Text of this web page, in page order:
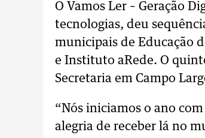
O Vamos Ler – Geração
tecnologias, deu
municipais de Educação
e Instituto aRede. O
Secretaria em Campo
“Nós iniciamos o ano
alegria de receber lá no